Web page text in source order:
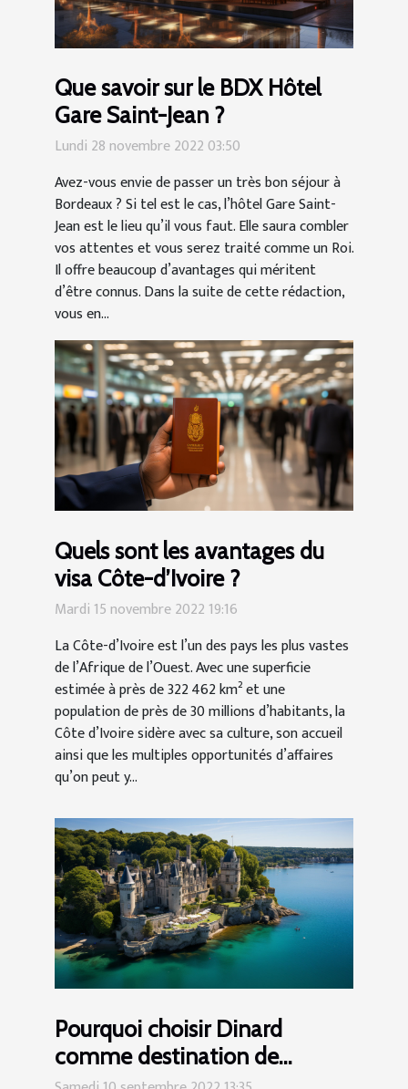
Que savoir sur le BDX Hôtel
Gare Saint-Jean ?
Lundi 28 novembre 2022 03:50
Avez-vous envie de passer un très bon séjour à
Bordeaux ? Si tel est le cas, l’hôtel Gare Saint-
Jean est le lieu qu’il vous faut. Elle saura combler
vos attentes et vous serez traité comme un Roi.
Il offre beaucoup d’avantages qui méritent
d’être connus. Dans la suite de cette rédaction,
vous en...
Quels sont les avantages du
visa Côte-d’Ivoire ?
Mardi 15 novembre 2022 19:16
La Côte-d’Ivoire est l’un des pays les plus vastes
de l’Afrique de l’Ouest. Avec une superficie
estimée à près de 322 462 km² et une
population de près de 30 millions d’habitants, la
Côte d’Ivoire sidère avec sa culture, son accueil
ainsi que les multiples opportunités d’affaires
qu’on peut y...
Pourquoi choisir Dinard
comme destination de
vacances ?